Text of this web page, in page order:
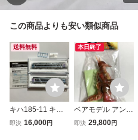
この商品よりも安い類似商品
送料無料
キハ185-11 キハ1
85-12(M) アイラ
即決 16,000円
本日終了
ベアモデル アンタ
レス ウルトラマン
即決 29,800円